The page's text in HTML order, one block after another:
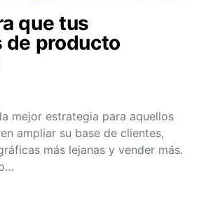
que tus
producto
mejor estrategia para aquellos
ampliar su base de clientes,
más lejanas y vender más.